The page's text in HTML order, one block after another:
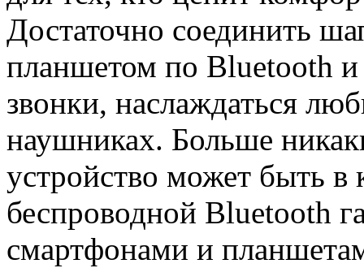
Достаточно соединить
планшетом по Bluetooth
звонки, наслаждаться
наушниках. Больше
устройство может быть
беспроводной Bluetooth
смартфонами и